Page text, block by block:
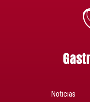
Noticias